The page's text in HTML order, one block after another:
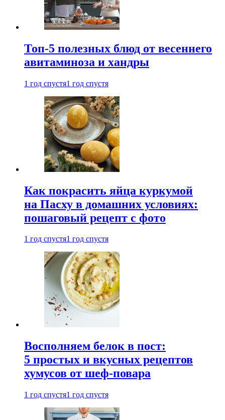
Топ-5 полезных блюд от весеннего
авитаминоза и хандры
1 год спустя1 год спустя
Как покрасить яйца куркумой
на Пасху в домашних условиях:
пошаговый рецепт с фото
1 год спустя1 год спустя
Восполняем белок в пост:
5 простых и вкусных рецептов
хумусов от шеф-повара
1 год спустя1 год спустя